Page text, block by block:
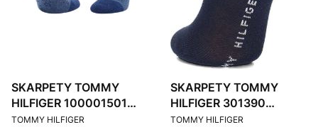
SKARPETY TOMMY
HILFIGER 100001501
NIEBIESKIE 2 PACK
PRODUCENT
TOMMY HILFIGER
SKARPETY TOMMY
HILFIGER 301390
GRANATOWE 2 PACK
PRODUCENT
TOMMY HILFIGER